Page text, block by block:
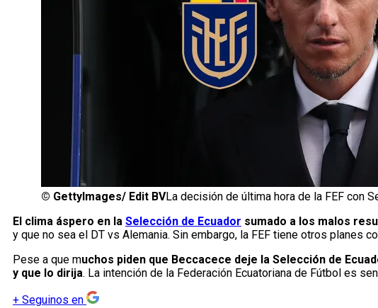
© GettyImages/ Edit BVLa decisión de última hora de la FEF con
El clima áspero en la Selección de Ecuador sumado a los malos
y que no sea el DT vs Alemania. Sin embargo, la FEF tiene otros planes
Pese a que muchos piden que Beccacece deje la Selección de
y que lo dirija. La intención de la Federación Ecuatoriana de Fútbol es
+ Seguinos en